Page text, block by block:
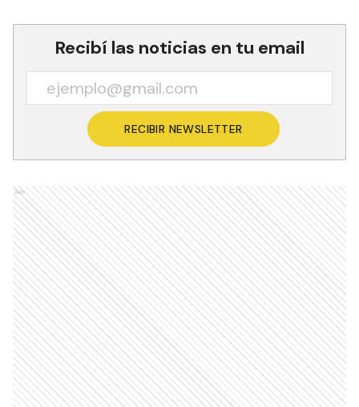
Recibí las noticias en tu email
RECIBIR NEWSLETTER
Ads